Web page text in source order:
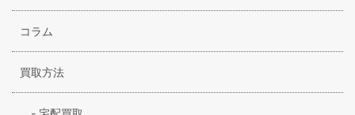
コラム
買取方法